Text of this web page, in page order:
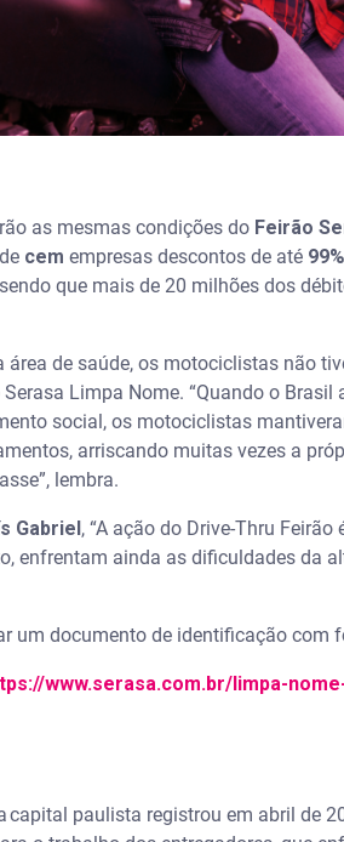
as mesmas condições do Feirão
cem empresas descontos de até
que mais de 20 milhões dos
de saúde, os motociclistas não
Limpa Nome. “Quando o
social, os motociclistas
arriscando muitas vezes a
lembra.
Gabriel, “A ação do Drive-Thru
enfrentam ainda as dificuldades da
um documento de identificação com
www.serasa.com.br/limpa-
capital paulista registrou em abril de